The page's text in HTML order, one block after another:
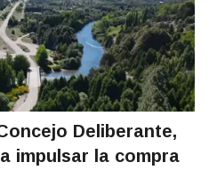
Deliberante,
impulsar la compra